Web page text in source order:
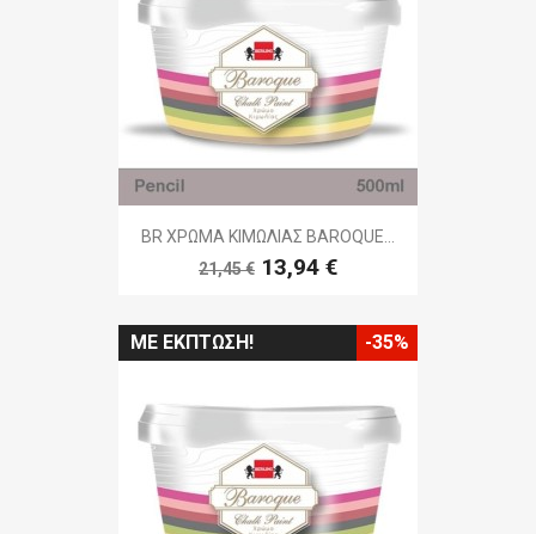
BR ΧΡΩΜΑ ΚΙΜΩΛΙΑΣ BAROQUE...
21,45 € 13,94 €
ΜΕ ΈΚΠΤΩΣΗ! -35%